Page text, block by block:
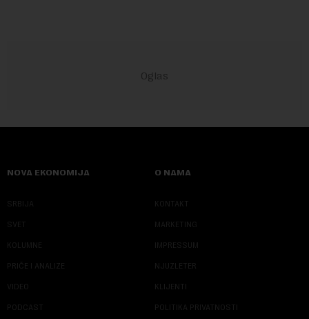
NOVA EKONOMIJA
SRBIJA
SVET
KOLUMNE
PRIČE I ANALIZE
VIDEO
PODCAST
O NAMA
KONTAKT
MARKETING
IMPRESSUM
NJUZLETER
KLIJENTI
POLITIKA PRIVATNOSTI